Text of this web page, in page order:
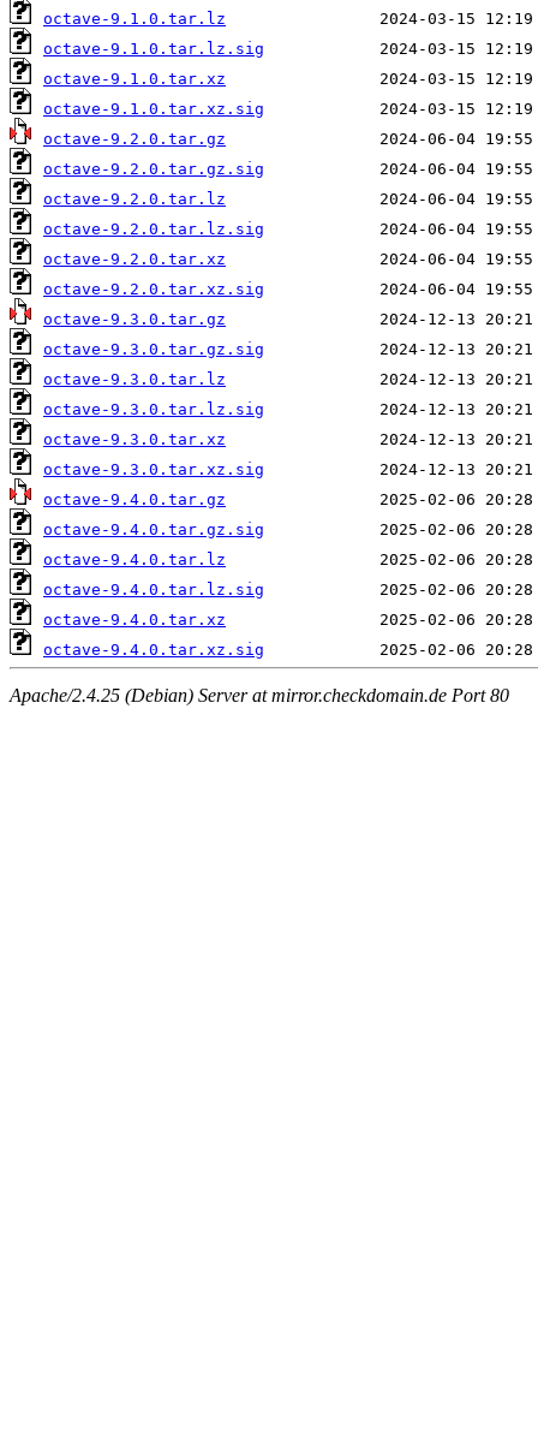
octave-9.1.0.tar.lz
octave-9.1.0.tar.lz.sig
octave-9.1.0.tar.xz
octave-9.1.0.tar.xz.sig
octave-9.2.0.tar.gz
octave-9.2.0.tar.gz.sig
octave-9.2.0.tar.lz
octave-9.2.0.tar.lz.sig
octave-9.2.0.tar.xz
octave-9.2.0.tar.xz.sig
octave-9.3.0.tar.gz
octave-9.3.0.tar.gz.sig
octave-9.3.0.tar.lz
octave-9.3.0.tar.lz.sig
octave-9.3.0.tar.xz
octave-9.3.0.tar.xz.sig
octave-9.4.0.tar.gz
octave-9.4.0.tar.gz.sig
octave-9.4.0.tar.lz
octave-9.4.0.tar.lz.sig
octave-9.4.0.tar.xz
octave-9.4.0.tar.xz.sig
Apache/2.4.25 (Debian) Server at mirror.checkdomain.de Port 80